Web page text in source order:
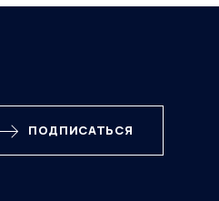
ПОДПИСАТЬСЯ